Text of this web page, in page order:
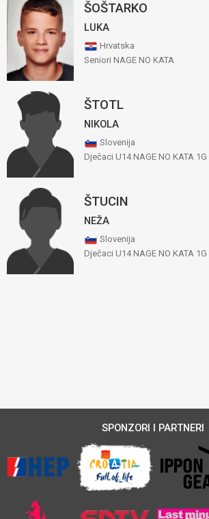
ŠOŠTARKO
LUKA
Hrvatska
Seniori NAGE NO KATA
ŠTOTL
NIKOLA
Slovenija
Dječaci U14 NAGE NO KATA 1G
ŠTUCIN
NEŽA
Slovenija
Dječaci U14 NAGE NO KATA 1G
SPONZORI I PARTNERI